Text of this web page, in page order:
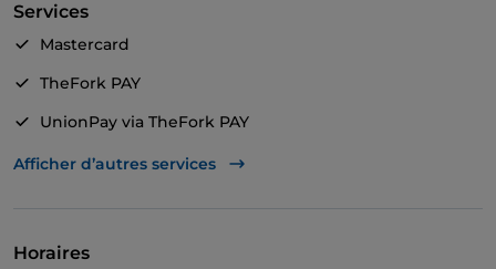
Services
Mastercard
TheFork PAY
UnionPay via TheFork PAY
Visa
Afficher d’autres services
Horaires